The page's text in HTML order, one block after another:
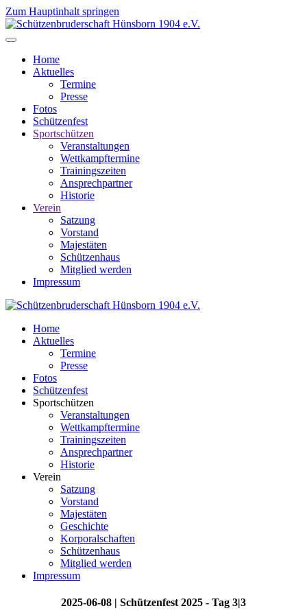
Zum Hauptinhalt springen
Home
Aktuelles
Termine
Presse
Fotos
Schützenfest
Sportschützen
Veranstaltungen
Wettkampftermine
Trainingszeiten
Ansprechpartner
Historie
Verein
Satzung
Vorstand
Majestäten
Schützenhaus
Mitglied werden
Impressum
Home
Aktuelles
Termine
Presse
Fotos
Schützenfest
Sportschützen
Veranstaltungen
Wettkampftermine
Trainingszeiten
Ansprechpartner
Historie
Verein
Satzung
Vorstand
Majestäten
Geschichte
Korporalschaften
Schützenhaus
Mitglied werden
Impressum
2025-06-08 | Schützenfest 2025 - Tag 3|3